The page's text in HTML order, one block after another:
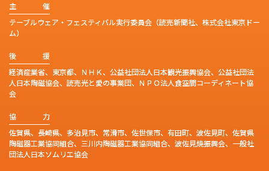
主
催
テーブルウェア・フェスティバル実行委員会（読売新聞社、株式会社東京ドー
ム）
後
援
経済産業省、東京都、ＮＨＫ、公益社団法人日本観光振興協会、公益社団法
人日本陶磁協会、読売光と愛の事業団、ＮＰＯ法人食空間コーディネート協
会
協
力
佐賀県、長崎県、多治見市、常滑市、佐世保市、有田町、波佐見町、佐賀県
陶磁器工業協同組合、三川内陶磁器工業協同組合、波佐見焼振興会、一般社
団法人日本ソムリエ協会